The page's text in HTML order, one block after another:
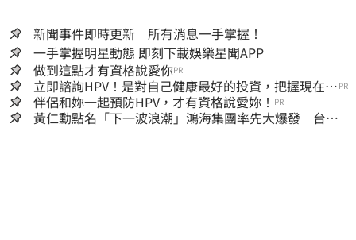
新聞事件即時更新 所有消息一手掌握！
一手掌握明星動態 即刻下載娛樂星聞APP
做到這點才有資格說愛你PR
立即諮詢HPV！是對自己健康最好的投資，把握現在不
嫌晚！
PR
伴侶和妳一起預防HPV，才有資格說愛妳！ PR
黃仁勳點名「下一波浪潮」鴻海集團率先大爆發 台股